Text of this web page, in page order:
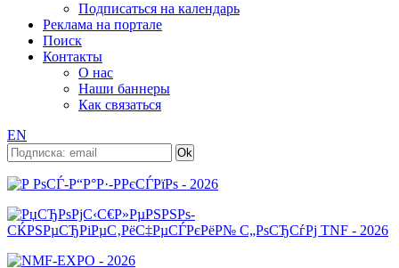
Подписаться на календарь
Реклама на портале
Поиск
Контакты
О нас
Наши баннеры
Как связаться
EN